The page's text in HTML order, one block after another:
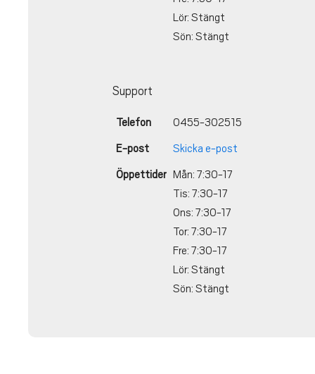
Lör: Stängt
Sön: Stängt
Support
Telefon 0455-302515
E-post Skicka e-post
Öppettider Mån: 7:30-17
Tis: 7:30-17
Ons: 7:30-17
Tor: 7:30-17
Fre: 7:30-17
Lör: Stängt
Sön: Stängt